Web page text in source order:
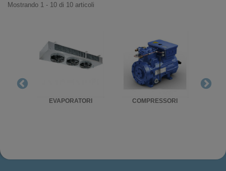
Mostrando 1 - 10 di 10 articoli
EVAPORATORI COMPRESSORI